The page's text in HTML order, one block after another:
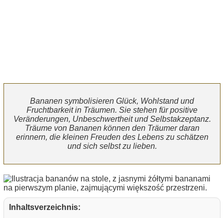
Bananen symbolisieren Glück, Wohlstand und
Fruchtbarkeit in Träumen. Sie stehen für positive
Veränderungen, Unbeschwertheit und Selbstakzeptanz.
Träume von Bananen können den Träumer daran
erinnern, die kleinen Freuden des Lebens zu schätzen
und sich selbst zu lieben.
Inhaltsverzeichnis: